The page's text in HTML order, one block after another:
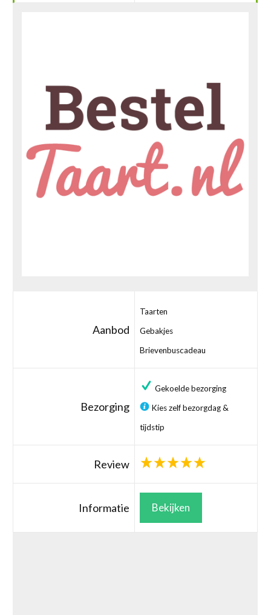
Aanbod
Taarten
Gebakjes
Brievenbuscadeau
Bezorging
Gekoelde bezorging
Kies zelf bezorgdag &
tijdstip
Review
Informatie Bekijken